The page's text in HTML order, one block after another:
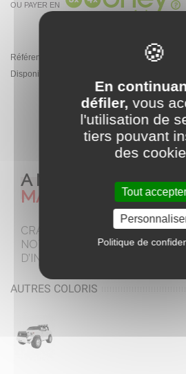
OU PAYER EN
Référence:
Disponibilité :
AJOUTER AU
A NE PAS
MANQUER
CRAQUEZ POUR
NOTRE SELECTION
D’INCONTOURNABLES
AUTRES COLORIS
En
défiler, vous
l'utilisation de
tiers pouvant
des
Tout
Politique de